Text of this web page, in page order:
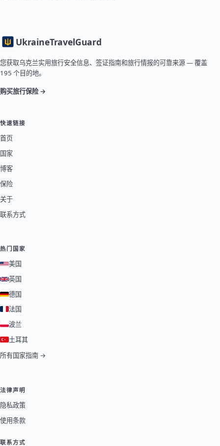
UkraineTravelGuard
您获取乌克兰实用旅行安全信息、签证指南和旅行情报的可靠来源 — 覆盖
195 个目的地。
购买旅行保险 →
快速链接
首页
国家
博客
保险
关于
联系方式
热门国家
美国
英国
德国
法国
波兰
土耳其
所有国家指南 →
法律声明
隐私政策
使用条款
联系方式